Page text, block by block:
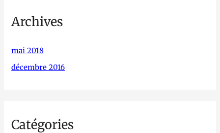
Archives
mai 2018
décembre 2016
Catégories